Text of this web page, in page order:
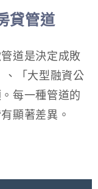
貸管道
道是決定成敗
、「大型融資公
每一種管道的
顯著差異。